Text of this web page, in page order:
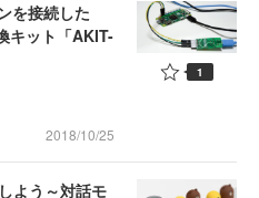
を接続した
キット「AKIT-
2018/10/25
1
よう～対話モ